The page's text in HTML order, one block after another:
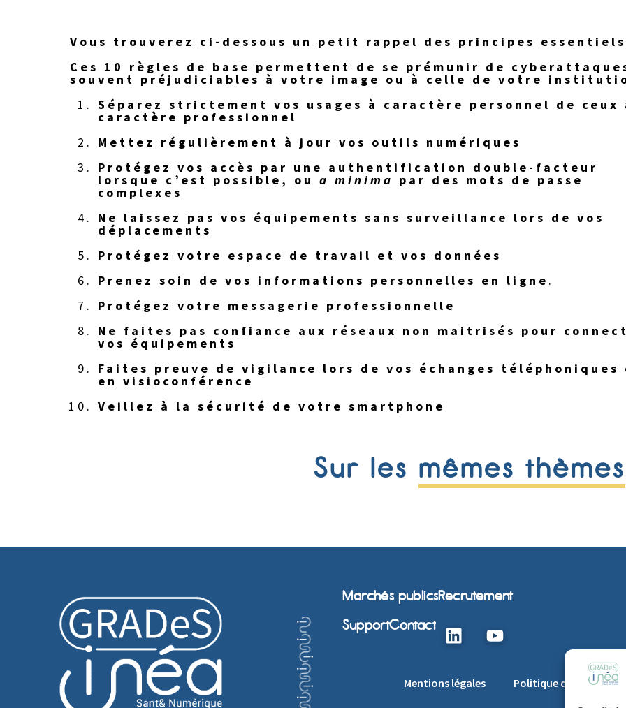
Vous trouverez ci-dessous un petit rappel des principes
Ces 10 règles de base permettent de se prémunir de
souvent préjudiciables à votre image ou à celle de votre
Séparez strictement vos usages à caractère personnel de ceux
caractère professionnel
Mettez régulièrement à jour vos outils numériques
Protégez vos accès par une authentification double-facteur
lorsque c’est possible, ou a minima par des mots de passe
complexes
Ne laissez pas vos équipements sans surveillance lors de vos
déplacements
Protégez votre espace de travail et vos données
Prenez soin de vos informations personnelles en ligne .
Protégez votre messagerie professionnelle
Ne faites pas confiance aux réseaux non maitrisés pour
vos équipements
Faites preuve de vigilance lors de vos échanges téléphoniques
en visioconférence
Veillez à la sécurité de votre smartphone
Sur les mêmes thèmes
Marchés publicsRecrutement
SupportContact
Mentions légales Politique de cookie